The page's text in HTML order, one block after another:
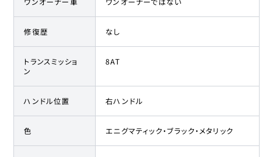
修復歴 なし
トランスミッショ
ン
8AT
ハンドル位置 右ハンドル
色 エニグマティック・ブラック・メタリック